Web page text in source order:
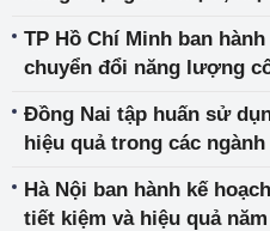
TP Hồ Chí Minh ban
chuyển đổi năng lượng
Đồng Nai tập huấn sử
hiệu quả trong các
Hà Nội ban hành kế
tiết kiệm và hiệu quả năm